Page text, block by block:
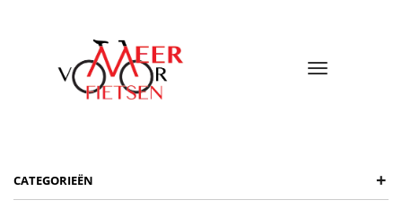
Toggle
CATEGORIEËN +